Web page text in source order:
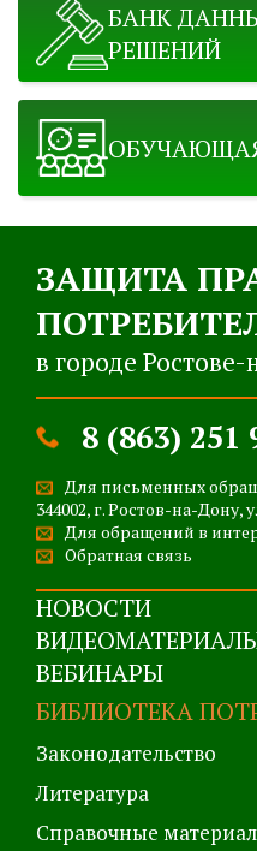
БАНК
РЕШЕНИЙ
ЗАЩИТА
в городе
8 (863) 251
Для письменных
344002, г. Ростов-на-Дону,
Для обращений в
Обратная связь
НОВОСТИ
ВЕБИНАРЫ
БИБЛИОТЕКА
Законодательство
Литература
Справочные